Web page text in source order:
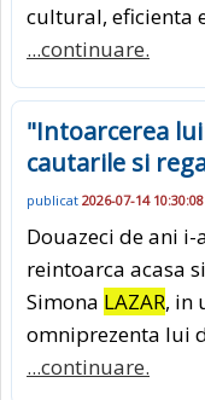
cultural, eficienta
...continuare.
"Intoarcerea
cautarile si
publicat 2026-07-14 10:30:08
Douazeci de ani
reintoarca acasa
Simona LAZAR, in
omniprezenta lui
...continuare.